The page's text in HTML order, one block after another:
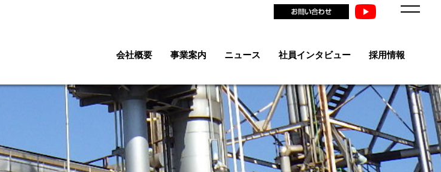
会社概要 事業案内 ニュース 社員インタビュー 採用情報